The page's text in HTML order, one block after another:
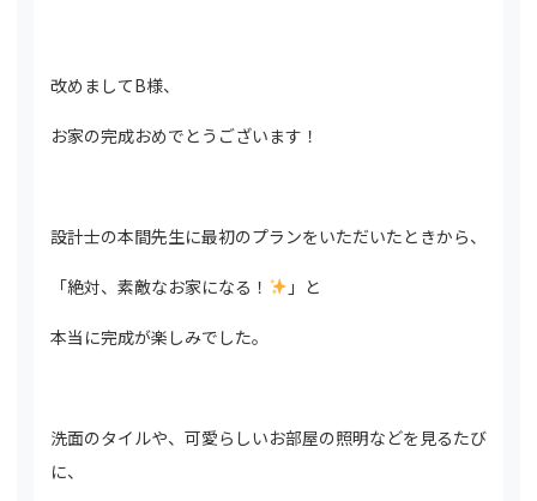
改めましてB様、
お家の完成おめでとうございます！
設計士の本間先生に最初のプランをいただいたときから、
「絶対、素敵なお家になる！ 」と
本当に完成が楽しみでした。
洗面のタイルや、可愛らしいお部屋の照明などを見るたび
に、